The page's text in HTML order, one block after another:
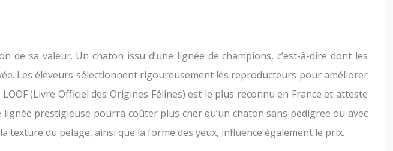
sa valeur. Un chaton issu d’une lignée de champions, c’est-à-dire dont les
Les éleveurs sélectionnent rigoureusement les reproducteurs pour améliorer
(Livre Officiel des Origines Félines) est le plus reconnu en France et atteste
prestigieuse pourra coûter plus cher qu’un chaton sans pedigree ou avec
du pelage, ainsi que la forme des yeux, influence également le prix.